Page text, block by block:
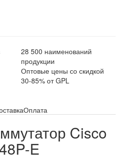
28 500 наименований
продукции
Оптовые цены со скидкой
30-85% от GPL
Оплата
Cisco
E